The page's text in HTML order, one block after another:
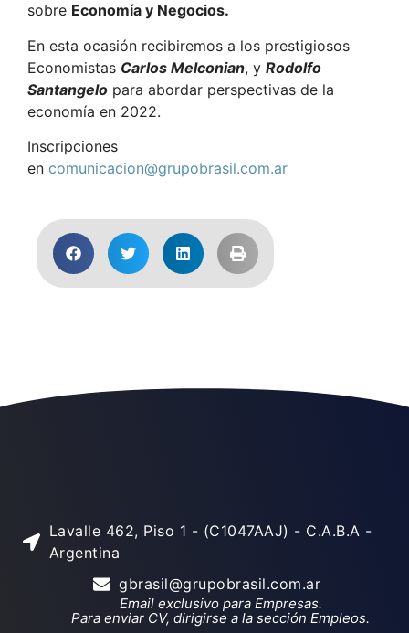
sobre Economía y Negocios.
En esta ocasión recibiremos a los prestigiosos
Economistas Carlos Melconian, y Rodolfo
Santangelo para abordar perspectivas de la
economía en 2022.
Inscripciones
en comunicacion@grupobrasil.com.ar
Lavalle 462, Piso 1 - (C1047AAJ) - C.A.B.A -
Argentina
gbrasil@grupobrasil.com.ar
Email exclusivo para Empresas.
Para enviar CV, dirigirse a la sección Empleos.